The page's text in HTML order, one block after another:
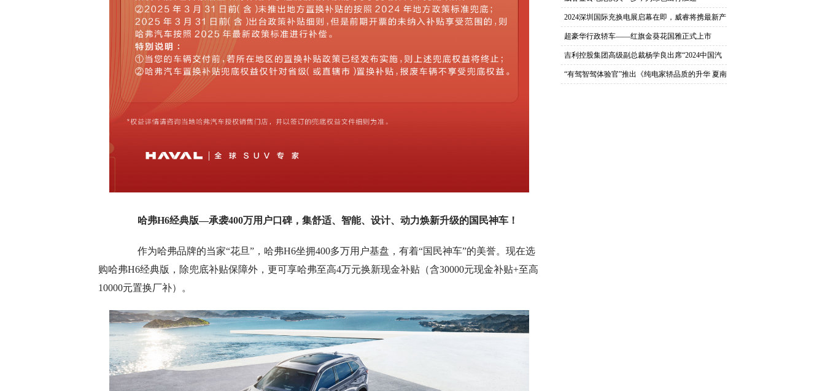
哈弗H6经典版—承袭400万用户口碑，集舒适、智能、设计、动力焕新升级的国民神车！
作为哈弗品牌的当家“花旦”，哈弗H6坐拥400多万用户基盘，有着“国民神车”的美誉。现在选
购哈弗H6经典版，除兜底补贴保障外，更可享哈弗至高4万元换新现金补贴（含30000元现金补贴+至高
10000元置换厂补）。
2024深圳国际充换电展启幕在即，威睿将携最新产
超豪华行政轿车——红旗金葵花国雅正式上市
吉利控股集团高级副总裁杨学良出席“2024中国汽
“有驾智驾体验官”推出《纯电家轿品质的升华 夏南